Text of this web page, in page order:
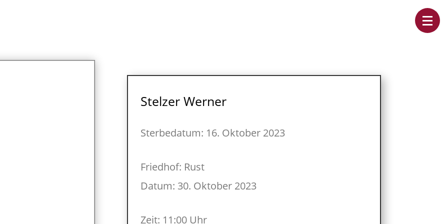
Stelzer Werner
Sterbedatum: 16. Oktober 2023
Friedhof: Rust
Datum: 30. Oktober 2023
Zeit: 11:00 Uhr